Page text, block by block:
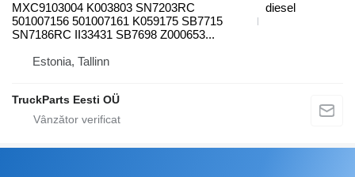
MXC9103004 K003803 SN7203RC
501007156 501007161 K059175 SB7715
SN7186RC II33431 SB7698 Z000653...
diesel
Estonia, Tallinn
TruckParts Eesti OÜ